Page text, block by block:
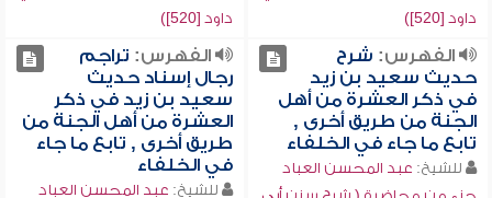
داود [520])
داود [520])
الفهرس: شرح
حديث سعيد بن زيد
في ذكر العشرة من أهل
الجنة من طريق أخرى ,
تابع ما جاء في الخلفاء
للشيخ: عبد المحسن العباد
الفهرس: تراجم
رجال إسناد حديث
سعيد بن زيد في ذكر
العشرة من أهل الجنة من
طريق أخرى , تابع ما جاء
في الخلفاء
للشيخ: عبد المحسن العباد